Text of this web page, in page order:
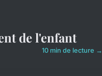
de l'enfant
10 min de lecture →